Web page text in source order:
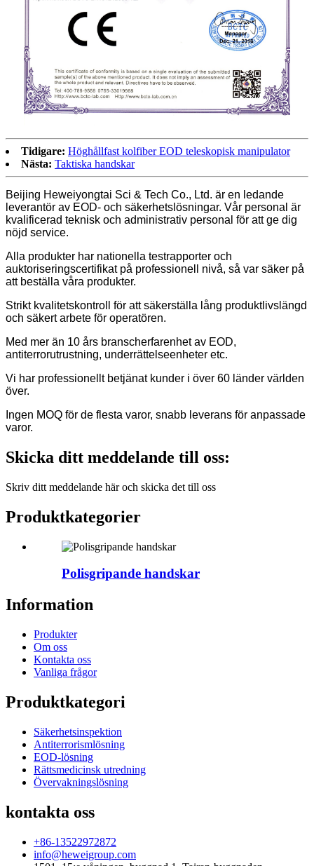
Tidigare: Höghållfast kolfiber EOD teleskopisk manipulator
Nästa: Taktiska handskar
Beijing Heweiyongtai Sci & Tech Co., Ltd. är en ledande
leverantör av EOD- och säkerhetslösningar. Vår personal är
kvalificerad teknisk och administrativ personal för att ge dig
nöjd service.
Alla produkter har nationella testrapporter och
auktoriseringscertifikat på professionell nivå, så var säker på
att beställa våra produkter.
Strikt kvalitetskontroll för att säkerställa lång produktlivslängd
och säkert arbete för operatören.
Med mer än 10 års branscherfarenhet av EOD,
antiterrorutrustning, underrättelseenheter etc.
Vi har professionellt betjänat kunder i över 60 länder världen
över.
Ingen MOQ för de flesta varor, snabb leverans för anpassade
varor.
Skicka ditt meddelande till oss:
Skriv ditt meddelande här och skicka det till oss
Produktkategorier
Polisgripande handskar
Information
Produkter
Om oss
Kontakta oss
Vanliga frågor
Produktkategori
Säkerhetsinspektion
Antiterrorismlösning
EOD-lösning
Rättsmedicinsk utredning
Övervakningslösning
kontakta oss
+86-13522972872
info@heweigroup.com